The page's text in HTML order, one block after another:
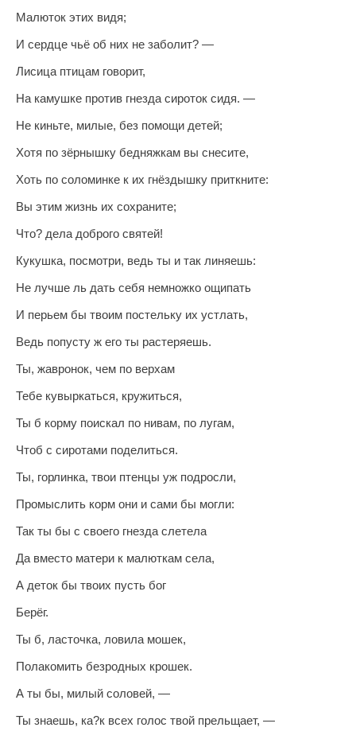
Малюток этих видя;
И сердце чьё об них не заболит? —
Лисица птицам говорит,
На камушке против гнезда сироток сидя. —
Не киньте, милые, без помощи детей;
Хотя по зёрнышку бедняжкам вы снесите,
Хоть по соломинке к их гнёздышку приткните:
Вы этим жизнь их сохраните;
Чтo? дела доброго святей!
Кукушка, посмотри, ведь ты и так линяешь:
Не лучше ль дать себя немножко ощипать
И перьем бы твоим постельку их устлать,
Ведь попусту ж его ты растеряешь.
Ты, жавронок, чем по верхам
Тебе кувыркаться, кружиться,
Ты б корму поискал по нивам, по лугам,
Чтоб с сиротами поделиться.
Ты, горлинка, твои птенцы уж подросли,
Промыслить корм они и сами бы могли:
Так ты бы с своего гнезда слетела
Да вместо матери к малюткам села,
А деток бы твоих пусть бог
Берёг.
Ты б, ласточка, ловила мошек,
Полакомить безродных крошек.
А ты бы, милый соловей, —
Ты знаешь, ка?к всех голос твой прельщает, —